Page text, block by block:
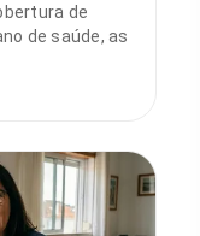
de
de saúde, as